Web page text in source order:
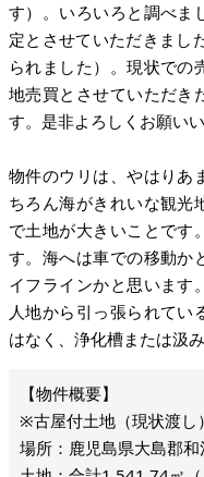
す）。いろいろと調べま
定とさせていただきまし
られました）。現状での
地売買とさせていただき
す。是非よろしくお願いい
物件のウリは、やはりあ
ちろん海がきれいな観光
で土地が大きいことです
す。海へは車での移動か
イフラインかと思います
人地から引っ張られてい
はなく、浄化槽または汲
※古屋付土地（現状渡し
場所：鹿児島県大島郡和